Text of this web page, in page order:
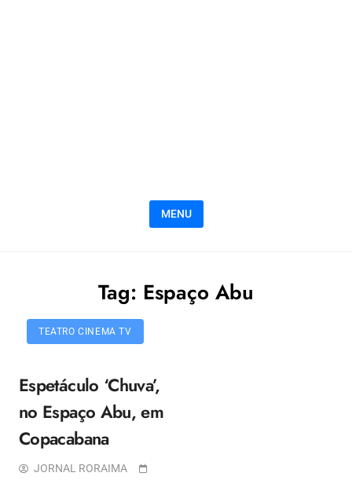
MENU
Tag: Espaço Abu
TEATRO CINEMA TV
Espetáculo ‘Chuva’,
no Espaço Abu, em
Copacabana
JORNAL RORAIMA